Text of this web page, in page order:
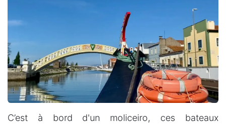
C’est à bord d'un moliceiro, ces bateaux